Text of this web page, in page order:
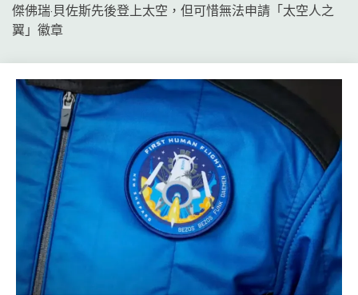
傑佛瑞·貝佐斯先後登上太空，但可惜無法申請「太空人之
翼」徽章